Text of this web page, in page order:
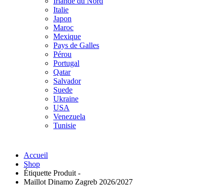
Italie
Japon
Maroc
Mexique
Pays de Galles
Pérou
Portugal
Qatar
Salvador
Suede
Ukraine
USA
Venezuela
Tunisie
Accueil
Shop
Étiquette Produit -
Maillot Dinamo Zagreb 2026/2027